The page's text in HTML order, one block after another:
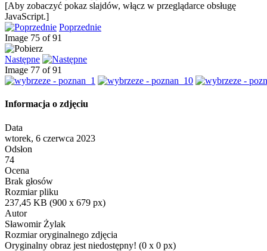
[Aby zobaczyć pokaz slajdów, włącz w przeglądarce obsługę
JavaScript.]
Poprzednie
Image 75 of 91
Następne
Image 77 of 91
Informacja o zdjęciu
Data
wtorek, 6 czerwca 2023
Odsłon
74
Ocena
Brak głosów
Rozmiar pliku
237,45 KB (900 x 679 px)
Autor
Sławomir Żylak
Rozmiar oryginalnego zdjęcia
Oryginalny obraz jest niedostępny! (0 x 0 px)